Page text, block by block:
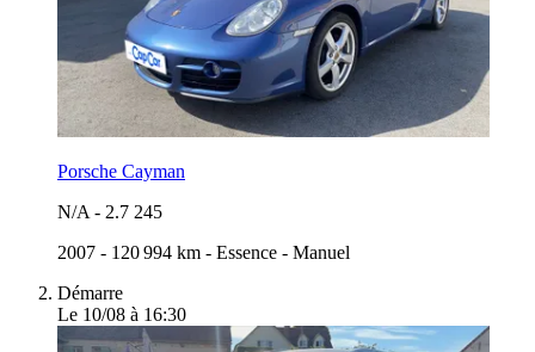
Porsche Cayman
N/A - 2.7 245
2007 - 120 994 km - Essence - Manuel
Démarre
Le 10/08 à 16:30